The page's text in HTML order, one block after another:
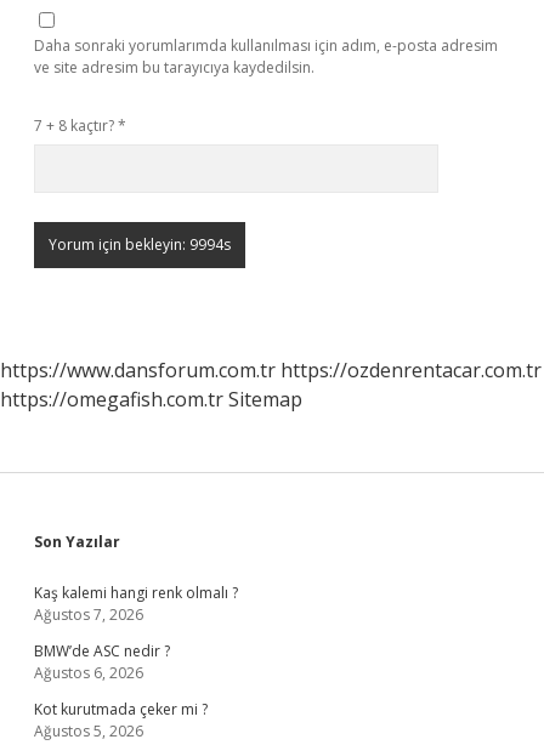
Daha sonraki yorumlarımda kullanılması için adım, e-posta adresim
ve site adresim bu tarayıcıya kaydedilsin.
7 + 8 kaçtır?*
https://www.dansforum.com.tr https://ozdenrentacar.com.tr
https://omegafish.com.trSitemap
Sidebar
Son Yazılar
Kaş kalemi hangi renk olmalı ?
Ağustos 7, 2026
BMW’de ASC nedir ?
Ağustos 6, 2026
Kot kurutmada çeker mi ?
Ağustos 5, 2026